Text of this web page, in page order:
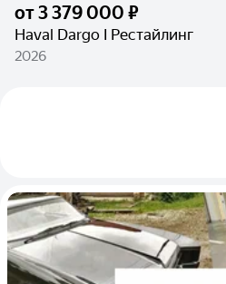
от3 379 000 ₽
Haval Dargo I Рестайлинг
2026